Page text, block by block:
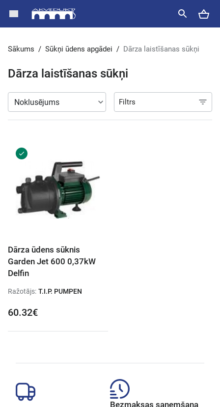
Sākums / Sūkņi ūdens apgādei / Dārza laistīšanas sūkņi
Dārza laistīšanas sūkņi
Filtrs
Dārza ūdens sūknis
Garden Jet 600 0,37kW
Delfin
Ražotājs: T.I.P. PUMPEN
60.32€
Bezmaksas saņemšana